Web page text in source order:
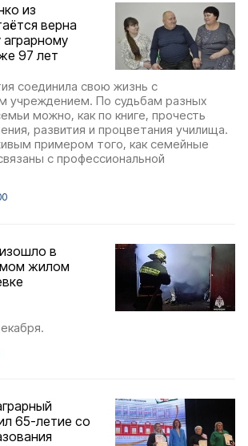
из
верна
97 лет
соединила свою жизнь с
учреждением. По судьбам разных
можно, как по книге, прочесть
развития и процветания училища.
примером того, как семейные
с профессиональной
в
жилом
65-летие со